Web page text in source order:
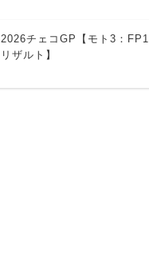
2026チェコGP【モト3：FP1
リザルト】